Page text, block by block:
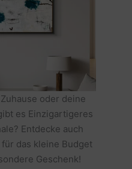
oder deine
es Einzigartigeres
Entdecke auch
das kleine Budget
Geschenk!